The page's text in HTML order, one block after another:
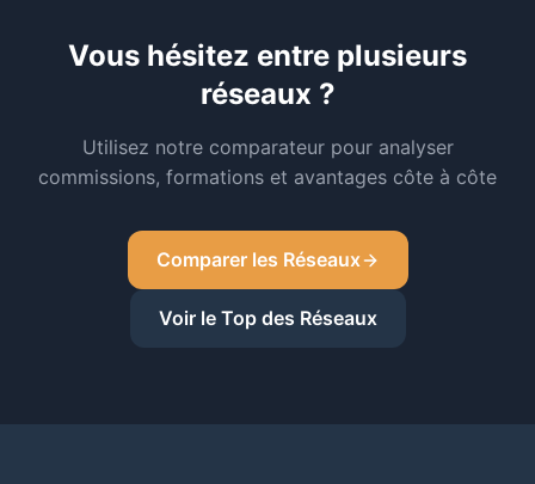
Vous hésitez entre plusieurs
réseaux ?
Utilisez notre comparateur pour analyser
commissions, formations et avantages côte à côte
Comparer les Réseaux
Voir le Top des Réseaux